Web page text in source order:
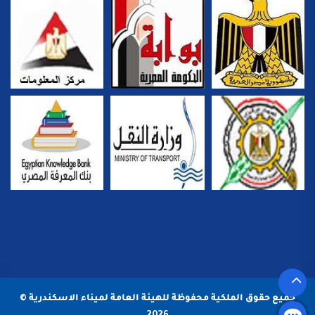
جميع حقوق الملكية محفوظة للهيئة العامة لميناء الاسكندرية ©